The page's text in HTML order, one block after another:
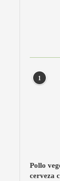
1
Pollo
cerveza